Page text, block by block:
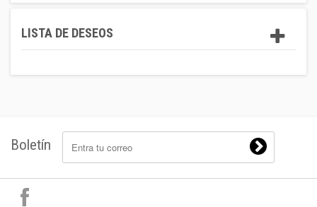
LISTA DE DESEOS
Boletín